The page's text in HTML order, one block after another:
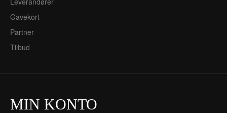
720NOK
Gavekort
Partner
Tilbud
MIN KONTO